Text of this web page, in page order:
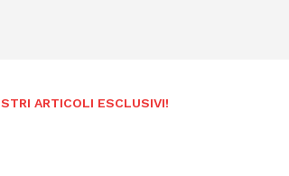
ARTICOLI ESCLUSIVI!